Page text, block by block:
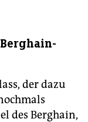
der dazu
des Berghain,